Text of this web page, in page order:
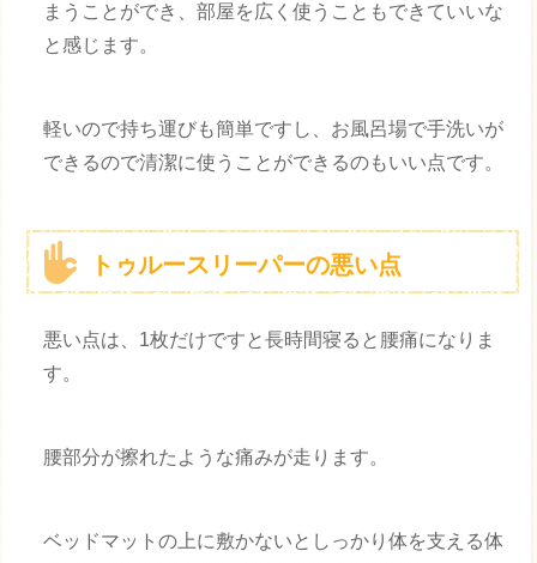
まうことができ、部屋を広く使うこともできていいな
と感じます。
軽いので持ち運びも簡単ですし、お風呂場で手洗いが
できるので清潔に使うことができるのもいい点です。
トゥルースリーパーの悪い点
悪い点は、1枚だけですと長時間寝ると腰痛になりま
す。
腰部分が擦れたような痛みが走ります。
ベッドマットの上に敷かないとしっかり体を支える体